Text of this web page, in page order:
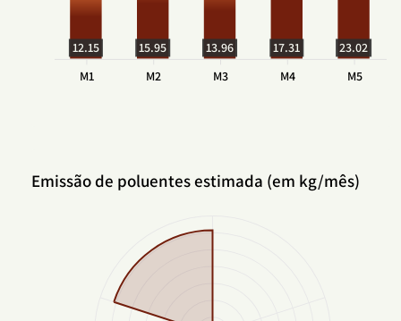
12.15 15.95 13.96 17.31
23.02
M1
M2 M3 M4 M5
Emissão de poluentes estimada (em kg/mês)